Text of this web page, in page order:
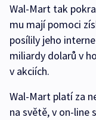
Wal-Mart tak
mu mají pomoci
posílily jeho
miliardy dolarů v
v akciích.
Wal-Mart platí za
na světě, v on-line